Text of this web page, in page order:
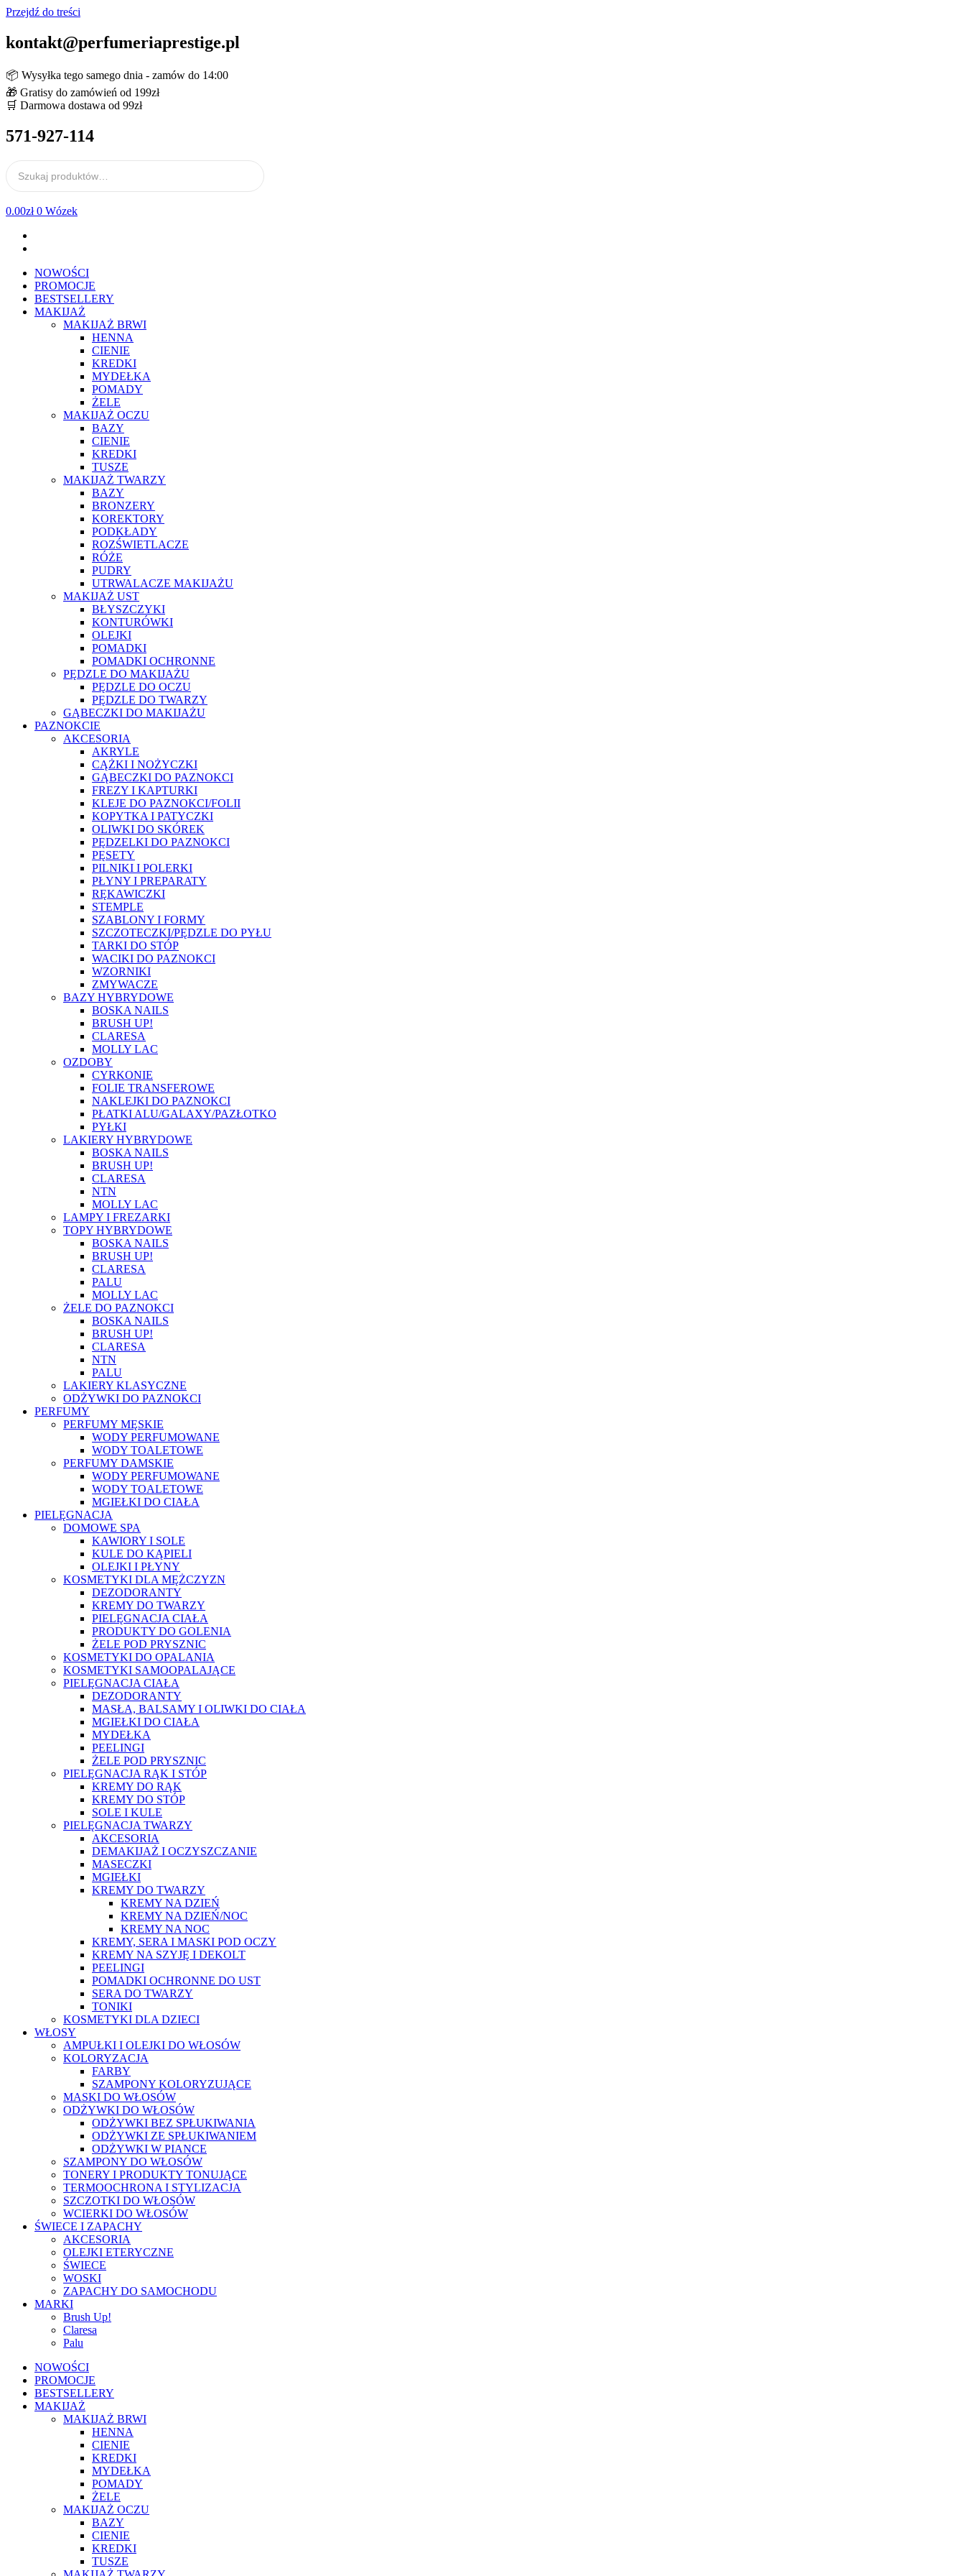
Przejdź do treści
kontakt@perfumeriaprestige.pl
📦 Wysyłka tego samego dnia - zamów do 14:00
🎁 Gratisy do zamówień od 199zł
🛒 Darmowa dostawa od 99zł
571-927-114
0.00zł 0 Wózek
NOWOŚCI
PROMOCJE
BESTSELLERY
MAKIJAŻ
MAKIJAŻ BRWI
HENNA
CIENIE
KREDKI
MYDEŁKA
POMADY
ŻELE
MAKIJAŻ OCZU
BAZY
CIENIE
KREDKI
TUSZE
MAKIJAŻ TWARZY
BAZY
BRONZERY
KOREKTORY
PODKŁADY
ROZŚWIETLACZE
RÓŻE
PUDRY
UTRWALACZE MAKIJAŻU
MAKIJAŻ UST
BŁYSZCZYKI
KONTURÓWKI
OLEJKI
POMADKI
POMADKI OCHRONNE
PĘDZLE DO MAKIJAŻU
PĘDZLE DO OCZU
PĘDZLE DO TWARZY
GĄBECZKI DO MAKIJAŻU
PAZNOKCIE
AKCESORIA
AKRYLE
CĄŻKI I NOŻYCZKI
GĄBECZKI DO PAZNOKCI
FREZY I KAPTURKI
KLEJE DO PAZNOKCI/FOLII
KOPYTKA I PATYCZKI
OLIWKI DO SKÓREK
PĘDZELKI DO PAZNOKCI
PĘSETY
PILNIKI I POLERKI
PŁYNY I PREPARATY
RĘKAWICZKI
STEMPLE
SZABLONY I FORMY
SZCZOTECZKI/PĘDZLE DO PYŁU
TARKI DO STÓP
WACIKI DO PAZNOKCI
WZORNIKI
ZMYWACZE
BAZY HYBRYDOWE
BOSKA NAILS
BRUSH UP!
CLARESA
MOLLY LAC
OZDOBY
CYRKONIE
FOLIE TRANSFEROWE
NAKLEJKI DO PAZNOKCI
PŁATKI ALU/GALAXY/PAZŁOTKO
PYŁKI
LAKIERY HYBRYDOWE
BOSKA NAILS
BRUSH UP!
CLARESA
NTN
MOLLY LAC
LAMPY I FREZARKI
TOPY HYBRYDOWE
BOSKA NAILS
BRUSH UP!
CLARESA
PALU
MOLLY LAC
ŻELE DO PAZNOKCI
BOSKA NAILS
BRUSH UP!
CLARESA
NTN
PALU
LAKIERY KLASYCZNE
ODŻYWKI DO PAZNOKCI
PERFUMY
PERFUMY MĘSKIE
WODY PERFUMOWANE
WODY TOALETOWE
PERFUMY DAMSKIE
WODY PERFUMOWANE
WODY TOALETOWE
MGIEŁKI DO CIAŁA
PIELĘGNACJA
DOMOWE SPA
KAWIORY I SOLE
KULE DO KĄPIELI
OLEJKI I PŁYNY
KOSMETYKI DLA MĘŻCZYZN
DEZODORANTY
KREMY DO TWARZY
PIELĘGNACJA CIAŁA
PRODUKTY DO GOLENIA
ŻELE POD PRYSZNIC
KOSMETYKI DO OPALANIA
KOSMETYKI SAMOOPALAJĄCE
PIELĘGNACJA CIAŁA
DEZODORANTY
MASŁA, BALSAMY I OLIWKI DO CIAŁA
MGIEŁKI DO CIAŁA
MYDEŁKA
PEELINGI
ŻELE POD PRYSZNIC
PIELĘGNACJA RĄK I STÓP
KREMY DO RĄK
KREMY DO STÓP
SOLE I KULE
PIELĘGNACJA TWARZY
AKCESORIA
DEMAKIJAŻ I OCZYSZCZANIE
MASECZKI
MGIEŁKI
KREMY DO TWARZY
KREMY NA DZIEŃ
KREMY NA DZIEŃ/NOC
KREMY NA NOC
KREMY, SERA I MASKI POD OCZY
KREMY NA SZYJĘ I DEKOLT
PEELINGI
POMADKI OCHRONNE DO UST
SERA DO TWARZY
TONIKI
KOSMETYKI DLA DZIECI
WŁOSY
AMPUŁKI I OLEJKI DO WŁOSÓW
KOLORYZACJA
FARBY
SZAMPONY KOLORYZUJĄCE
MASKI DO WŁOSÓW
ODŻYWKI DO WŁOSÓW
ODŻYWKI BEZ SPŁUKIWANIA
ODŻYWKI ZE SPŁUKIWANIEM
ODŻYWKI W PIANCE
SZAMPONY DO WŁOSÓW
TONERY I PRODUKTY TONUJĄCE
TERMOOCHRONA I STYLIZACJA
SZCZOTKI DO WŁOSÓW
WCIERKI DO WŁOSÓW
ŚWIECE I ZAPACHY
AKCESORIA
OLEJKI ETERYCZNE
ŚWIECE
WOSKI
ZAPACHY DO SAMOCHODU
MARKI
Brush Up!
Claresa
Palu
NOWOŚCI
PROMOCJE
BESTSELLERY
MAKIJAŻ
MAKIJAŻ BRWI
HENNA
CIENIE
KREDKI
MYDEŁKA
POMADY
ŻELE
MAKIJAŻ OCZU
BAZY
CIENIE
KREDKI
TUSZE